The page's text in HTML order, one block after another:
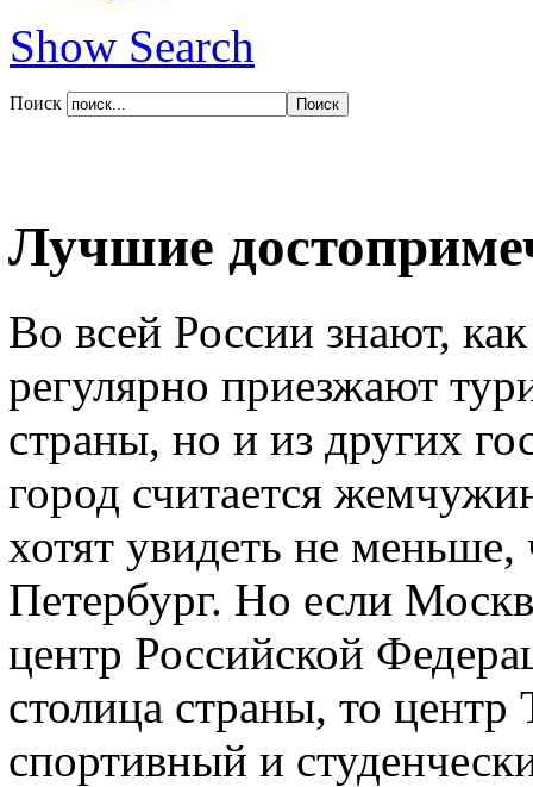
Show Search
Поиск
Лучшие
Во всей России знают,
регулярно приезжают
страны, но и из других
город считается
хотят увидеть не
Петербург. Но если
центр Российской
столица страны, то центр
спортивный и